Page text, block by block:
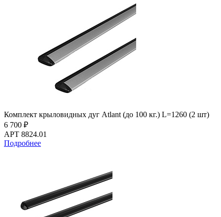
Комплект крыловидных дуг Atlant (до 100 кг.) L=1260 (2 шт)
6 700 ₽
АРТ 8824.01
Подробнее